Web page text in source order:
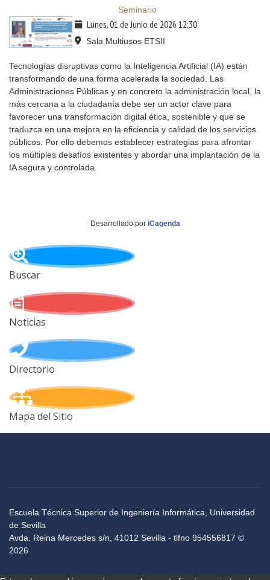
Seminario
Lunes, 01 de Junio de 2026 12:30
Sala Multiusos ETSII
Tecnologías disruptivas como la Inteligencia Artificial (IA) están
transformando de una forma acelerada la sociedad. Las
Administraciones Públicas y en concreto la administración local, la
más cercana a la ciudadanía debe ser un actor clave para
favorecer una transformación digital ética, sostenible y que se
traduzca en una mejora en la eficiencia y calidad de los servicios
públicos. Por ello debemos establecer estrategias para afrontar
los múltiples desafíos existentes y abordar una implantación de la
IA segura y controlada.
Desarrollado por iCagenda
Buscar
Noticias
Directorio
Mapa del Sitio
Escuela Técnica Superior de Ingeniería Informática, Universidad
de Sevilla
Avda. Reina Mercedes s/n, 41012 Sevilla - tlfno 954556817 ©
2026